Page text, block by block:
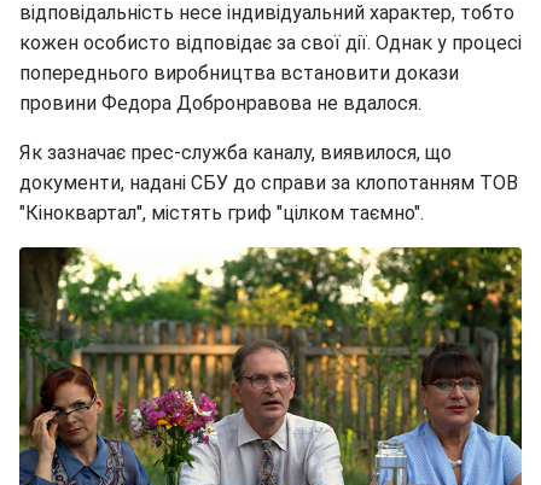
відповідальність несе індивідуальний характер, тобто
кожен особисто відповідає за свої дії. Однак у процесі
попереднього виробництва встановити докази
провини Федора Добронравова не вдалося.
Як зазначає прес-служба каналу, виявилося, що
документи, надані СБУ до справи за клопотанням ТОВ
"Кіноквартал", містять гриф "цілком таємно".